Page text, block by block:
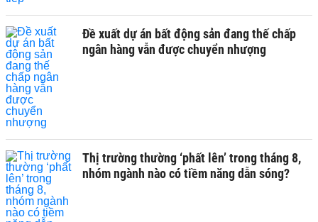
Đề xuất dự án bất động sản đang thế chấp
ngân hàng vẫn được chuyển nhượng
Thị trường thường ‘phất lên’ trong tháng 8,
nhóm ngành nào có tiềm năng dẫn sóng?